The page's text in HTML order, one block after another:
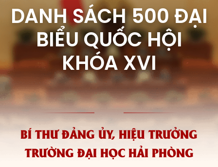
Phỏng vấn - Nhận định
Ý kiến cử tri
Người đại biểu nhân dân
Tin nổi bật
Dư luận quốc tế
Hỏi đáp bầu cử
Bầu cử địa phương
ĐA PHƯƠNG TIỆN
Video
E-magazine
Infographic
DÀNH CHO BÁO CHÍ
MẠNG XÃ HỘI
SỐ LIỆU BẦU CỬ
Cử tri tham gia bầu cử
Tổng số đại biểu quốc hội
Nữ đại biểu Quốc hội
Các đơn vị bầu cử
DANH SÁCH 500 ĐẠI
BIỂU QUỐC HỘI
KHÓA XVI
BÍ THƯ ĐẢNG ỦY, HIỆU TRƯỞNG
TRƯỜNG ĐẠI HỌC HẢI PHÒNG